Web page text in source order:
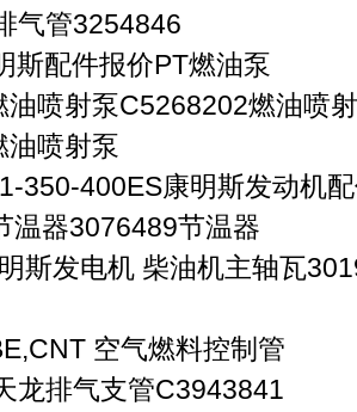
气管3254846
斯配件报价PT燃油泵
油喷射泵C5268202燃油喷
油喷射泵
350-400ES康明斯发动机
温器3076489节温器
斯发电机 柴油机主轴瓦
空气燃料控制管
龙排气支管C3943841